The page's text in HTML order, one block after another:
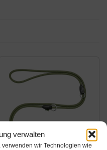
verwalten
wir Technologien wie